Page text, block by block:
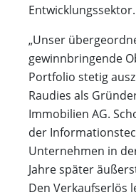
Entwicklungssektor.
„Unser
gewinnbringende
Portfolio stetig
Raudies als
Immobilien AG.
der
Unternehmen in
Jahre später
Den Verkaufserlös